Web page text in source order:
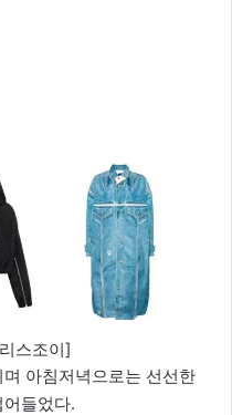
스조이]
아침저녁으로는 선선한
들었다.